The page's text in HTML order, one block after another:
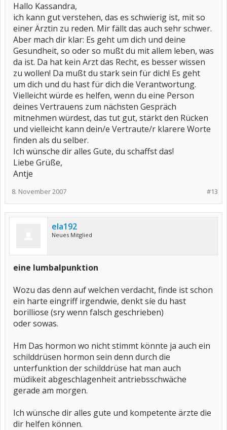
Hallo Kassandra,
ich kann gut verstehen, das es schwierig ist, mit so
einer Ärztin zu reden. Mir fällt das auch sehr schwer.
Aber mach dir klar: Es geht um dich und deine
Gesundheit, so oder so mußt du mit allem leben, was
da ist. Da hat kein Arzt das Recht, es besser wissen
zu wollen! Da mußt du stark sein für dich! Es geht
um dich und du hast für dich die Verantwortung.
Vielleicht würde es helfen, wenn du eine Person
deines Vertrauens zum nächsten Gespräch
mitnehmen würdest, das tut gut, stärkt den Rücken
und vielleicht kann dein/e Vertraute/r klarere Worte
finden als du selber.
Ich wünsche dir alles Gute, du schaffst das!
Liebe Grüße,
Antje
#13
8. November 2007
ela192
Neues Mitglied
eine lumbalpunktion
Wozu das denn auf welchen verdacht, finde ist schon
ein harte eingriff irgendwie, denkt síe du hast
borilliose (sry wenn falsch geschrieben)
oder sowas.
Hm Das hormon wo nicht stimmt könnte ja auch ein
schilddrüsen hormon sein denn durch die
unterfunktion der schilddrüse hat man auch
müdikeit abgeschlagenheit antriebsschwäche
gerade am morgen.
Ich wünsche dir alles gute und kompetente ärzte die
dir helfen können.